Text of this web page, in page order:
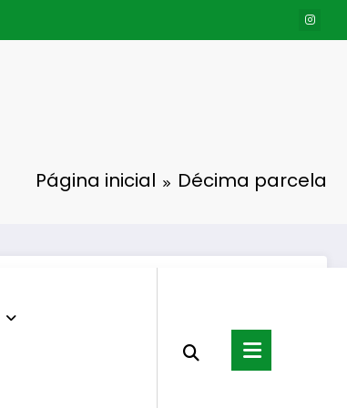
Página inicial Décima parcela